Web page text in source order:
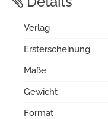
Verlag
Ersterscheinung
Maße
Gewicht
Format